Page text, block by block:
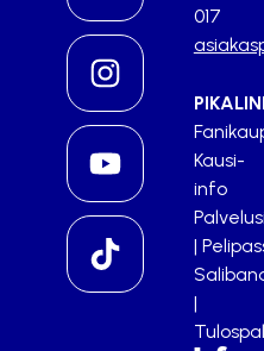
017
Kausi-
info
|
|